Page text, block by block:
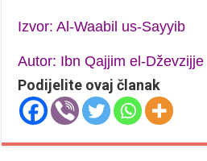
Izvor: Al-Waabil us-Sayyib
Autor: Ibn Qajjim el-Dževzijje
Podijelite ovaj članak